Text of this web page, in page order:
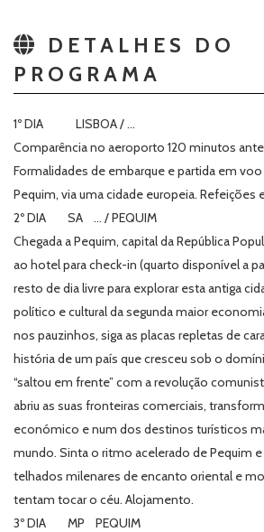
DETALHES DO
PROGRAMA
1º DIA LISBOA / …
Comparência no aeroporto 120 minutos
Formalidades de embarque e partida em
Pequim, via uma cidade europeia. Refeições
2º DIA SA … / PEQUIM
Chegada a Pequim, capital da República
ao hotel para check-in (quarto disponível a
resto de dia livre para explorar esta antiga
político e cultural da segunda maior
nos pauzinhos, siga as placas repletas de
história de um país que cresceu sob o
“saltou em frente” com a revolução
abriu as suas fronteiras comerciais,
económico e num dos destinos turísticos
mundo. Sinta o ritmo acelerado de Pequim
telhados milenares de encanto oriental e
tentam tocar o céu. Alojamento.
3º DIA MP PEQUIM